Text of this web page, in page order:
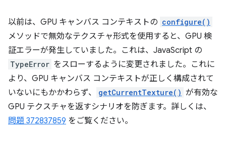
以前は、GPU キャンバス コンテキストの configure()
メソッドで無効なテクスチャ形式を使用すると、GPU 検
証エラーが発生していました。これは、JavaScript の
TypeError をスローするように変更されました。これに
より、GPU キャンバス コンテキストが正しく構成されて
いないにもかかわらず、
getCurrentTexture() が有効な
GPU テクスチャを返すシナリオを防ぎます。詳しくは、
問題 372837859 をご覧ください。